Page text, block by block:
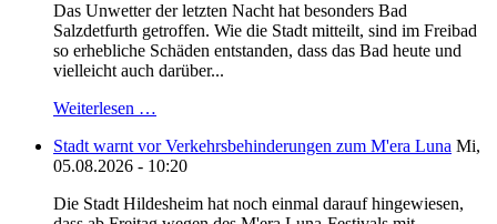
Das Unwetter der letzten Nacht hat besonders Bad
Salzdetfurth getroffen. Wie die Stadt mitteilt, sind im Freibad
so erhebliche Schäden entstanden, dass das Bad heute und
vielleicht auch darüber...
Weiterlesen …
Stadt warnt vor Verkehrsbehinderungen zum M'era Luna Mi,
05.08.2026 - 10:20
Die Stadt Hildesheim hat noch einmal darauf hingewiesen,